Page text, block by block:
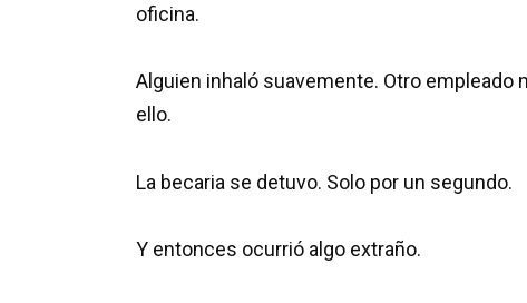
oficina.
Alguien inhaló suavemente. Otro empleado
ello.
La becaria se detuvo. Solo por un segundo.
Y entonces ocurrió algo extraño.